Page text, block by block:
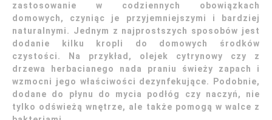
zastosowanie w codziennych obowiązkach
domowych, czyniąc je przyjemniejszymi i bardziej
naturalnymi. Jednym z najprostszych sposobów jest
dodanie kilku kropli do domowych środków
czystości. Na przykład, olejek cytrynowy czy z
drzewa herbacianego nada praniu świeży zapach i
wzmocni jego właściwości dezynfekujące. Podobnie,
dodane do płynu do mycia podłóg czy naczyń, nie
tylko odświeżą wnętrze, ale także pomogą w walce z